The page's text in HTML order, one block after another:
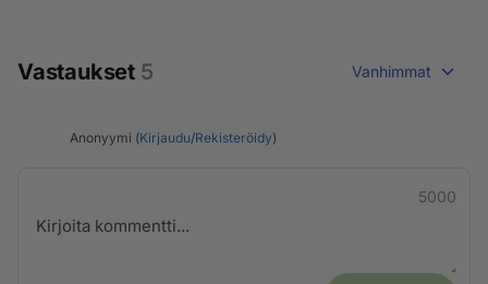
Vastaukset 5 Vanhimmat
Anonyymi (Kirjaudu/Rekisteröidy)
5000